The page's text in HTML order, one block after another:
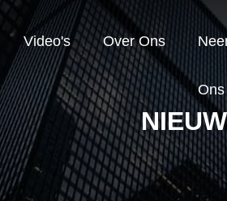
Video's Over Ons